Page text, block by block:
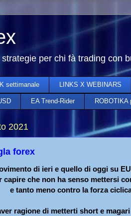
per chi fà trading con
settimanale LINKS X WEBINARS
EA Trend-Rider ROBOTIKA
2021
forex
di ieri e quello di oggi su
capire che non ha senso mettersi
e tanto meno contro la forza
ragione di metterti short e